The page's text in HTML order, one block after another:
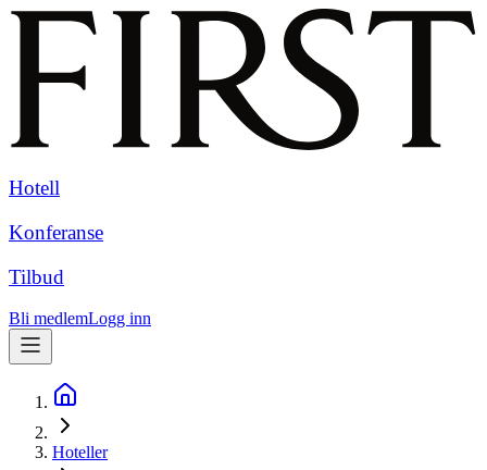
Hotell
Konferanse
Tilbud
Bli medlemLogg inn
Hoteller